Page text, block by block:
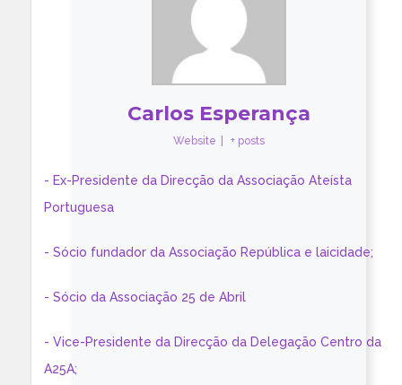
Carlos Esperança
Website + posts
- Ex-Presidente da Direcção da Associação Ateísta
Portuguesa
- Sócio fundador da Associação República e laicidade;
- Sócio da Associação 25 de Abril
- Vice-Presidente da Direcção da Delegação Centro da
A25A;